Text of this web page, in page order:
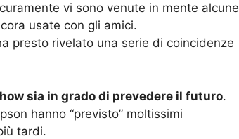
vi sono venute in mente alcune
usate con gli amici.
presto rivelato una serie di coincidenze
sia in grado di prevedere il futuro.
hanno “previsto” moltissimi
tardi.